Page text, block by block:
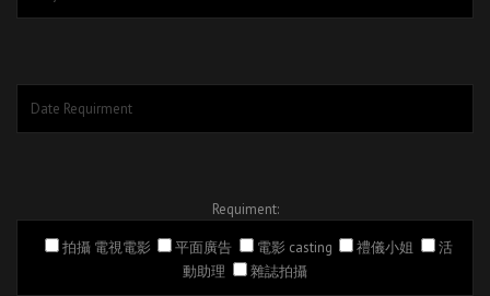
Requiment:
拍攝 電視電影 平面廣告 電影 casting 禮儀小姐
活
動助理
雜誌拍攝